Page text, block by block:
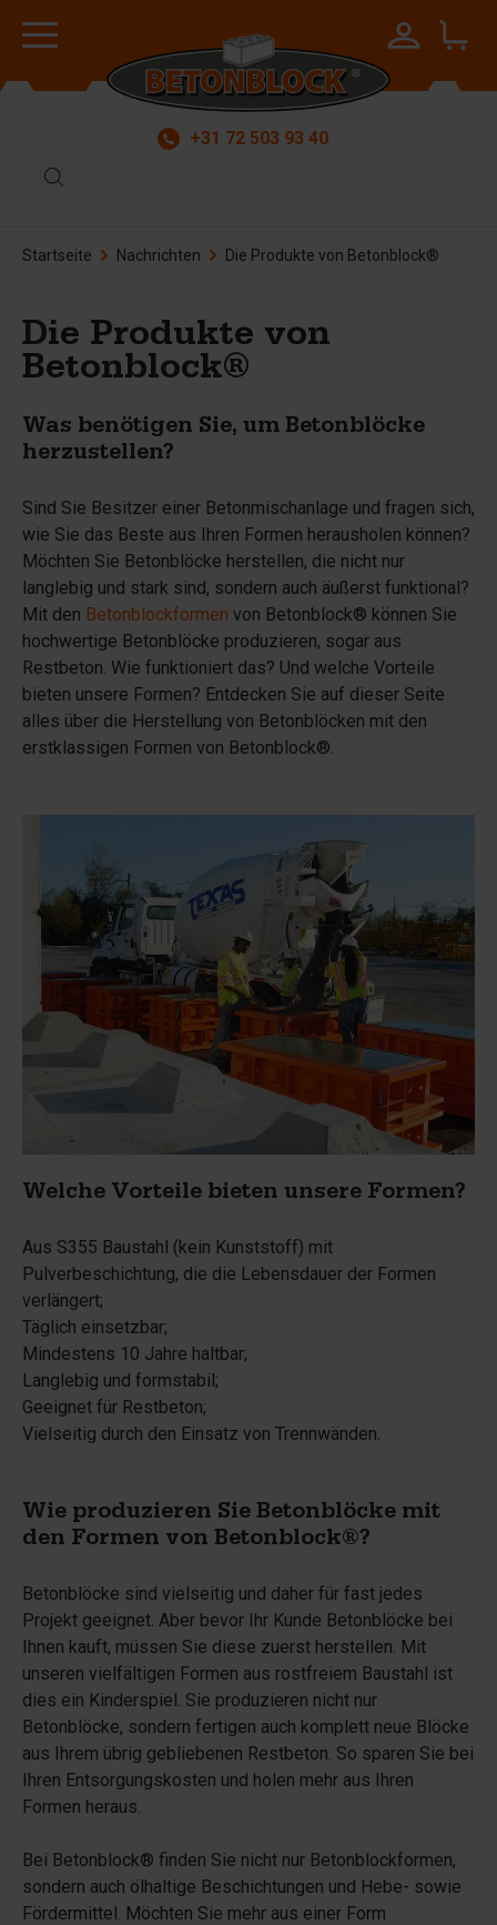
+31 72 503 93 40
Startseite Nachrichten Die Produkte von Betonblock®
Die Produkte von
Betonblock®
Was benötigen Sie, um Betonblöcke
herzustellen?
Sind Sie Besitzer einer Betonmischanlage und fragen sich,
wie Sie das Beste aus Ihren Formen herausholen können?
Möchten Sie Betonblöcke herstellen, die nicht nur
langlebig und stark sind, sondern auch äußerst funktional?
Mit den Betonblockformen von Betonblock® können Sie
hochwertige Betonblöcke produzieren, sogar aus
Restbeton. Wie funktioniert das? Und welche Vorteile
bieten unsere Formen? Entdecken Sie auf dieser Seite
alles über die Herstellung von Betonblöcken mit den
erstklassigen Formen von Betonblock®.
Welche Vorteile bieten unsere Formen?
Aus S355 Baustahl (kein Kunststoff) mit
Pulverbeschichtung, die die Lebensdauer der Formen
verlängert;
Täglich einsetzbar;
Mindestens 10 Jahre haltbar;
Langlebig und formstabil;
Geeignet für Restbeton;
Vielseitig durch den Einsatz von Trennwänden.
Wie produzieren Sie Betonblöcke mit
den Formen von Betonblock®?
Betonblöcke sind vielseitig und daher für fast jedes
Projekt geeignet. Aber bevor Ihr Kunde Betonblöcke bei
Ihnen kauft, müssen Sie diese zuerst herstellen. Mit
unseren vielfältigen Formen aus rostfreiem Baustahl ist
dies ein Kinderspiel. Sie produzieren nicht nur
Betonblöcke, sondern fertigen auch komplett neue Blöcke
aus Ihrem übrig gebliebenen Restbeton. So sparen Sie bei
Ihren Entsorgungskosten und holen mehr aus Ihren
Formen heraus.
Bei Betonblock® finden Sie nicht nur Betonblockformen,
sondern auch ölhaltige Beschichtungen und Hebe- sowie
Fördermittel. Möchten Sie mehr aus einer Form